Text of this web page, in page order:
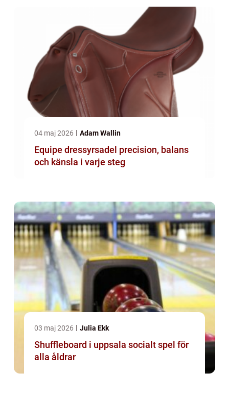
04 maj 2026 Adam Wallin
Equipe dressyrsadel precision, balans
och känsla i varje steg
03 maj 2026 Julia Ekk
Shuffleboard i uppsala socialt spel för
alla åldrar